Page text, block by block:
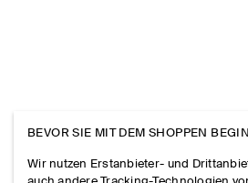
BEVOR SIE MIT DEM SHOPPEN
Wir nutzen Erstanbieter- und